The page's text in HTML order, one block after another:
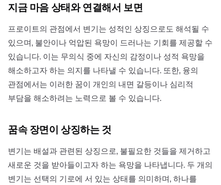
지금 마음 상태와 연결해서 보면
프로이트의 관점에서 변기는 성적인 상징으로도 해석될 수
있으며, 불안이나 억압된 욕망이 드러나는 기회를 제공할 수
있습니다. 이는 무의식 중에 자신의 감정이나 성적 욕망을
해소하고자 하는 의지를 나타낼 수 있습니다. 또한, 융의
관점에서는 이러한 꿈이 개인의 내면 갈등이나 심리적
부담을 해소하려는 노력으로 볼 수 있습니다.
꿈속 장면이 상징하는 것
변기는 배설과 관련된 상징으로, 불필요한 것들을 제거하고
새로운 것을 받아들이고자 하는 욕망을 나타냅니다. 두 개의
변기는 선택의 기로에 서 있는 상태를 의미하며, 하나를